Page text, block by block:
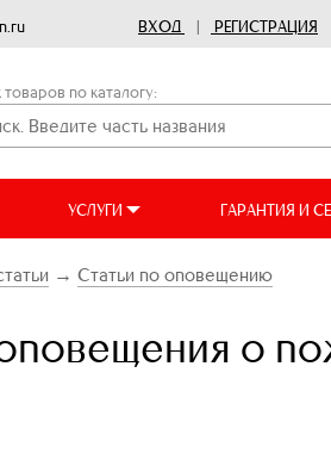
ВХОД | РЕГИСТРАЦИЯ
по каталогу:
УСЛУГИ ГАРАНТИЯ И
→ Статьи по оповещению
о